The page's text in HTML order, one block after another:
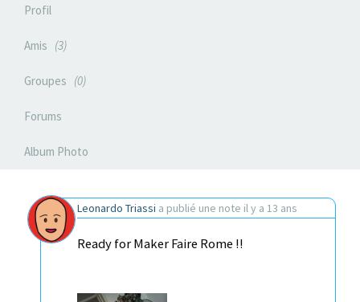
Profil
Amis 3
Groupes 0
Forums
Album Photo
Leonardo Triassi a publié une note il y a 13 ans
Ready for Maker Faire Rome !!